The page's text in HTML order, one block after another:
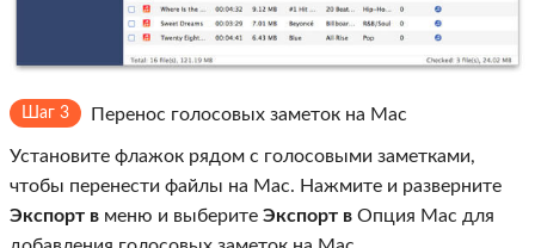
Шаг 3 Перенос голосовых заметок на Mac
Установите флажок рядом с голосовыми заметками,
чтобы перенести файлы на Mac. Нажмите и разверните
Экспорт в меню и выберите Экспорт в Опция Mac для